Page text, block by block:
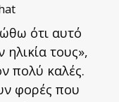
ότι αυτό
ηλικία τους»,
πολύ καλές.
φορές που